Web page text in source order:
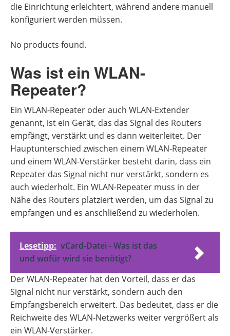
die Einrichtung erleichtert, während andere manuell
konfiguriert werden müssen.
No products found.
Was ist ein WLAN-
Repeater?
Ein WLAN-Repeater oder auch WLAN-Extender
genannt, ist ein Gerät, das das Signal des Routers
empfängt, verstärkt und es dann weiterleitet. Der
Hauptunterschied zwischen einem WLAN-Repeater
und einem WLAN-Verstärker besteht darin, dass ein
Repeater das Signal nicht nur verstärkt, sondern es
auch wiederholt. Ein WLAN-Repeater muss in der
Nähe des Routers platziert werden, um das Signal zu
empfangen und es anschließend zu wiederholen.
Lesetipp: vCard-Datei - Was ist das
und wofür wird sie benötigt?
Der WLAN-Repeater hat den Vorteil, dass er das
Signal nicht nur verstärkt, sondern auch den
Empfangsbereich erweitert. Das bedeutet, dass er die
Reichweite des WLAN-Netzwerks weiter vergrößert als
ein WLAN-Verstärker.